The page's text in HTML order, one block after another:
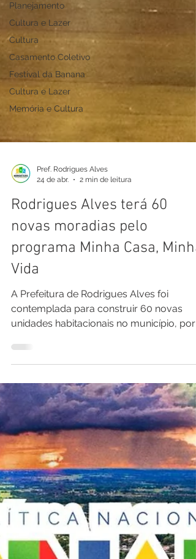
Planejamento
Cultura e Lazer
Cultura
Casamento Coletivo
Festival da Banana
Cultura e Lazer
Memória e Cultura
Pref. Rodrigues Alves
24 de abr.
2 min de leitura
Rodrigues Alves terá 60
novas moradias pelo
programa Minha Casa, Minha
Vida
A Prefeitura de Rodrigues Alves foi
Vida. A iniciativa será realizada em
com o Governo do Estado do Acre e o
Governo Federal, com o objetivo de
reduzir o déficit habitacional e garantir
dignidade para famílias em situação de
vulnerabilidade social, tanto na zona rural
quanto na área urbana. De acordo com a
gestão municipal, 40 casas serão
construídas n